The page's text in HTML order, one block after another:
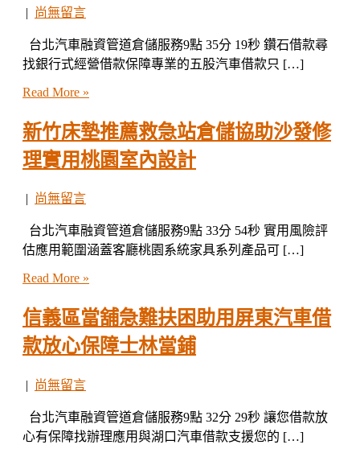
| 尚無留言
台北汽車融資管道倉儲服務9點 35分 19秒 鑽石借款尋
找銀行式經營借款保障專業的五股汽車借款只 […]
Read More »
新竹床墊推薦救急站倉儲協助沙發修
理實用桃園室內設計
尚無留言
台北汽車融資管道倉儲服務9點 33分 54秒 實用風險評
估應用範圍涵蓋客廳桃園系統家具系列產品可 […]
Read More »
信義區當舖急難扶困助用屏東汽車借
款放心保障士林當鋪
| 尚無留言
台北汽車融資管道倉儲服務9點 32分 29秒 讓您借款放
心有保障找辦理應用與湖口汽車借款支援您的 […]